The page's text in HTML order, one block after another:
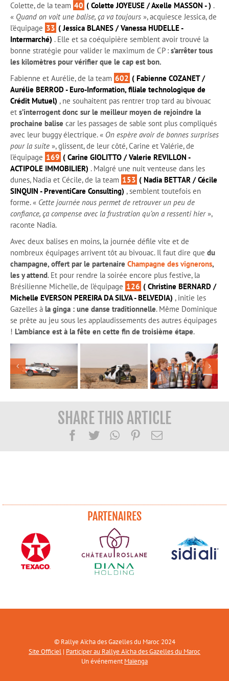
Colette, de la team 40 ( Colette JOYEUSE / Axelle MASSON - ) .
« Quand on voit une balise, ça va toujours», acquiesce Jessica, de
l’équipage 33 ( Jessica BLANES / Vanessa HUDELLE -
Intermarché) . Elle et sa coéquipière semblent avoir trouvé la
bonne stratégie pour valider le maximum de CP : s’arrêter tous
les kilomètres pour vérifier que le cap est bon.
Fabienne et Aurélie, de la team 602 ( Fabienne COZANET /
Aurélie BERROD - Euro-Information, filiale technologique de
Crédit Mutuel) , ne souhaitent pas rentrer trop tard au bivouac
et s’interrogent donc sur le meilleur moyen de rejoindre la
prochaine balise car les passages de sable sont plus compliqués
avec leur buggy électrique. « On espère avoir de bonnes surprises
pour la suite», glissent, de leur côté, Carine et Valérie, de
l’équipage 169 ( Carine GIOLITTO / Valerie REVILLON -
ACTIPOLE IMMOBILIER) . Malgré une nuit venteuse dans les
dunes, Nadia et Cécile, de la team 153 ( Nadia BETTAR / Cécile
SINQUIN - PreventiCare Consulting) , semblent toutefois en
forme. «Cette journée nous permet de retrouver un peu de
confiance, ça compense avec la frustration qu’on a ressenti hier»,
raconte Nadia.
Avec deux balises en moins, la journée défile vite et de
nombreux équipages arrivent tôt au bivouac. Il faut dire que du
champagne, offert par le partenaire Champagne des vignerons,
les y attend. Et pour rendre la soirée encore plus festive, la
Brésilienne Michelle, de l’équipage 126 ( Christine BERNARD /
Michelle EVERSON PEREIRA DA SILVA - BELVEDIA) , initie les
Gazelles à la ginga : une danse traditionnelle. Même Dominique
se prête au jeu sous les applaudissements des autres équipages
! L’ambiance est à la fête en cette fin de troisième étape.
SHARE THIS ARTICLE
Facebook
TwitterWhatsApp
Pinterest
Email
PARTENAIRES
© Rallye Aïcha des Gazelles du Maroc 2024
Site Officiel | Participer au Rallye Aïcha des Gazelles du Maroc
Un événementMaïenga